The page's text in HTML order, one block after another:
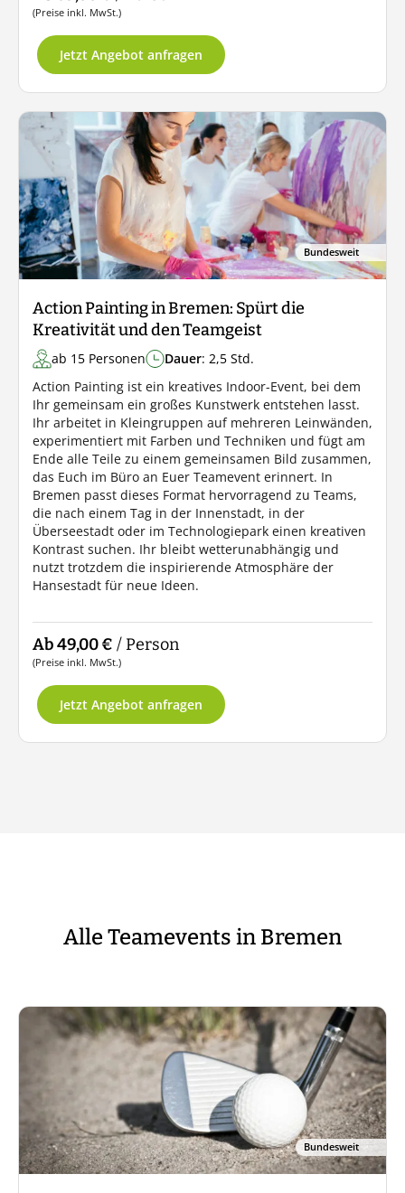
(Preise inkl. MwSt.)
Jetzt Angebot anfragen
Bundesweit
Action Painting in Bremen: Spürt die
Kreativität und den Teamgeist
ab 15 Personen Dauer: 2,5 Std.
Action Painting ist ein kreatives Indoor-Event, bei dem
Ihr gemeinsam ein großes Kunstwerk entstehen lasst.
Ihr arbeitet in Kleingruppen auf mehreren Leinwänden,
experimentiert mit Farben und Techniken und fügt am
Ende alle Teile zu einem gemeinsamen Bild zusammen,
das Euch im Büro an Euer Teamevent erinnert. In
Bremen passt dieses Format hervorragend zu Teams,
die nach einem Tag in der Innenstadt, in der
Überseestadt oder im Technologiepark einen kreativen
Kontrast suchen. Ihr bleibt wetterunabhängig und
nutzt trotzdem die inspirierende Atmosphäre der
Hansestadt für neue Ideen.
Ab 49,00 € / Person
(Preise inkl. MwSt.)
Jetzt Angebot anfragen
Alle Teamevents in Bremen
Bundesweit